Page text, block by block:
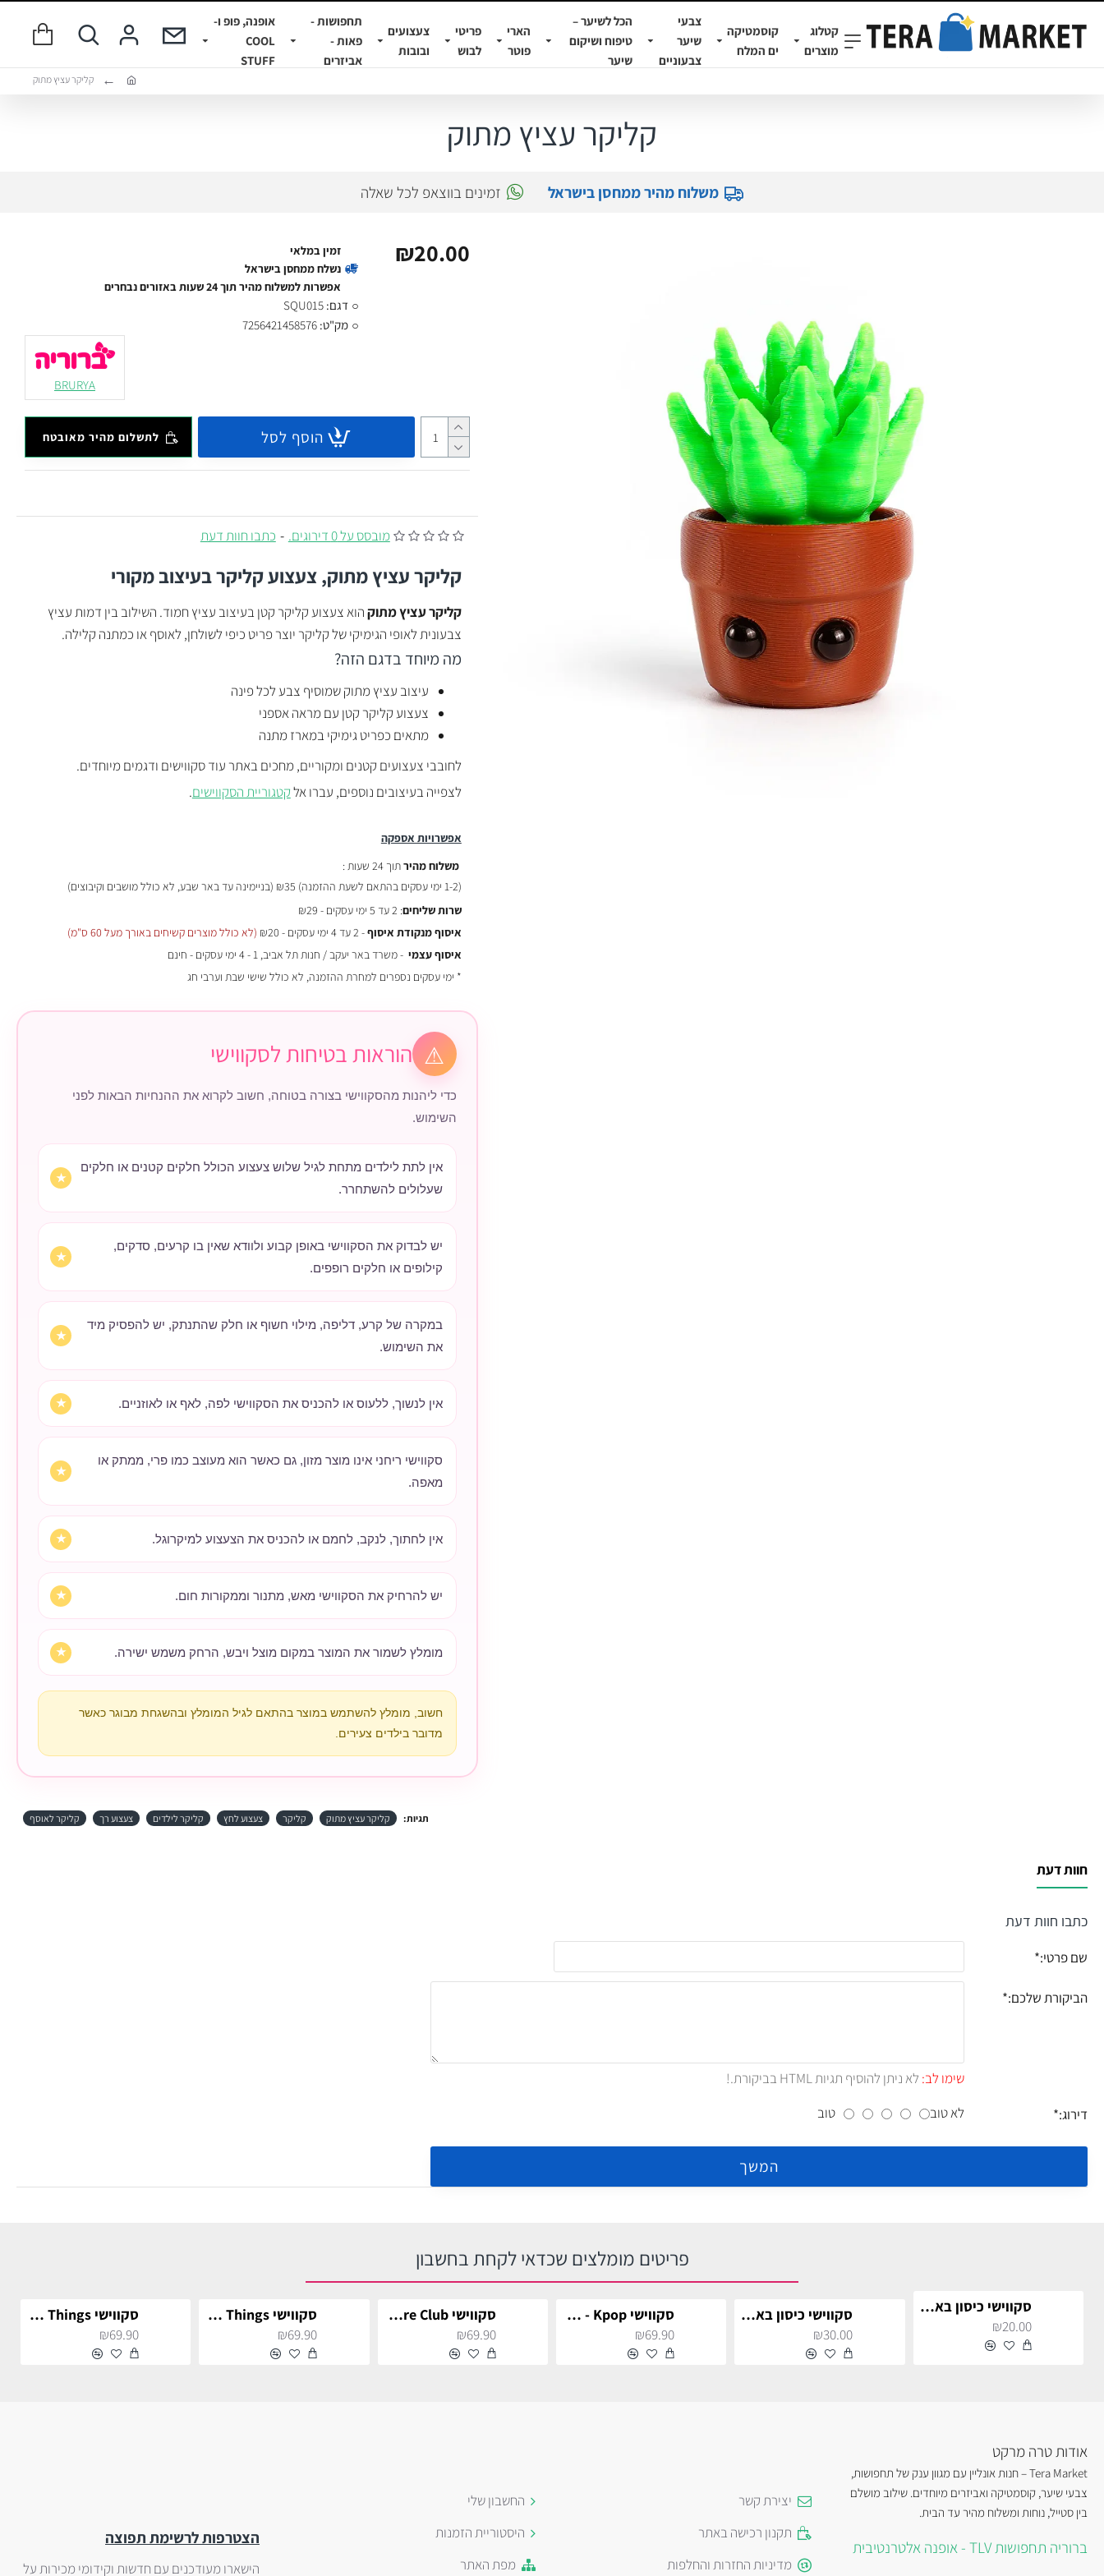
קטלוג
מוצרים
קוסמטיקה
ים המלח
צבעי
שיער
צבעוניים
הכל לשיער –
טיפוח ושיקום
שיער
הארי
פוטר
פריטי
לבוש
צעצועים
ובובות
תחפושות -
פאות -
אביזרים
אופנה, פופ ו-
COOL
STUFF
קליקר עציץ מתוק
קליקר עציץ מתוק
משלוח מהיר ממחסן בישראל זמינים בווצאפ לכל שאלה
מובסס על 0 דירוגים. - כתבו חוות דעת
₪20.00
זמין במלאי
נשלח ממחסן בישראל
אפשרות למשלוח מהיר תוך 24 שעות באזורים נבחרים
דגם: SQU015
מק"ט: 7256421458576
BRURYA
הוסף לסל לתשלום מהיר מאובטח
אפשרויות אספקה
משלוח מהירתוך 24 שעות :
(1-2 ימי עסקים בהתאם לשעת ההזמנה)
₪35 (בניימינה עד באר שבע, לא כולל מושבים וקיבוצים)
שרות שליחים: 2 עד 5 ימי עסקים - ₪29
איסוף מנקודת איסוף- 2 עד 4 ימי עסקים - ₪20
(לא כולל מוצרים קשיחים באורך מעל 60 ס"מ)
איסוף עצמי - משרד באר יעקב / חנות תל אביב, 1 - 4 ימי עסקים - חינם
* ימי עסקים נספרים למחרת ההזמנה, לא כולל שישי שבת וערבי חג
⚠ הוראות בטיחות לסקווישי
כדי ליהנות מהסקווישי בצורה בטוחה, חשוב לקרוא את ההנחיות הבאות לפני
השימוש.
אין לתת לילדים מתחת לגיל שלוש צעצוע הכולל חלקים קטנים או חלקים
שעלולים להשתחרר.
יש לבדוק את הסקווישי באופן קבוע ולוודא שאין בו קרעים, סדקים,
קילופים או חלקים רופפים.
במקרה של קרע, דליפה, מילוי חשוף או חלק שהתנתק, יש להפסיק מיד
את השימוש.
אין לנשוך, ללעוס או להכניס את הסקווישי לפה, לאף או לאוזניים.
סקווישי ריחני אינו מוצר מזון, גם כאשר הוא מעוצב כמו פרי, ממתק או
מאפה.
אין לחתוך, לנקב, לחמם או להכניס את הצעצוע למיקרוגל.
יש להרחיק את הסקווישי מאש, מתנור וממקורות חום.
מומלץ לשמור את המוצר במקום מוצל ויבש, הרחק משמש ישירה.
חשוב, מומלץ להשתמש במוצר בהתאם לגיל המומלץ ובהשגחת מבוגר כאשר
מדובר בילדים צעירים.
קליקר עציץ מתוק, צעצוע קליקר בעיצוב מקורי
קליקר עציץ מתוקהוא צעצוע קליקר קטן בעיצוב עציץ חמוד. השילוב בין דמות עציץ
צבעונית לאופי הגימיקי של קליקר יוצר פריט כיפי לשולחן, לאוסף או כמתנה קלילה.
מה מיוחד בדגם הזה?
עיצוב עציץ מתוק שמוסיף צבע לכל פינה
צעצוע קליקר קטן עם מראה אספני
מתאים כפריט גימיקי במארז מתנה
לחובבי צעצועים קטנים ומקוריים, מחכים באתר עוד סקווישים ודגמים מיוחדים.
לצפייה בעיצובים נוספים, עברו אלקטגוריית הסקווישים.
תגיות: קליקר עציץ מתוק קליקר צעצוע לחץ קליקר לילדים צעצוע רך קליקר לאוסף
חוות דעת
כתבו חוות דעת
שם פרטי:
הביקורת שלכם:
שימו לב: לא ניתן להוסיף תגיות HTML בביקורת.!
דירוג:
לא טוב טוב
המשך
פריטים מומלצים שכדאי לקחת בחשבון
סקווישי כיסון באן דאמפלינג בגודל 4 ס״מ - Dumpling squishy
₪20.00
סקווישי כיסון באן דאמפלינג בגודל 8 ס״מ - Dumpling squishy
₪30.00
סקווישי Kpop - דרפי
₪69.90
סקווישי Stranger Things - Hellfire Club
₪69.90
סקווישי Stranger Things - אילבן
₪69.90
סקווישי Stranger Things - רובין
₪69.90
אודות טרה מרקט
Tera Market – חנות אונליין עם מגוון ענק של תחפושות,
צבעי שיער, קוסמטיקה ואביזרים מיוחדים. שילוב מושלם
בין סטייל, נוחות ומשלוח מהיר עד הבית.
ברוריה תחפושות TLV - אופנה אלטרנטיבית
יצירת קשר
תקנון רכישה באתר
מדיניות החזרות והחלפות
החשבון שלי
היסטוריית הזמנות
מפת האתר
הצטרפות לרשימת תפוצה
הישארו מעודכנים עם חדשות וקידומי מכירות על